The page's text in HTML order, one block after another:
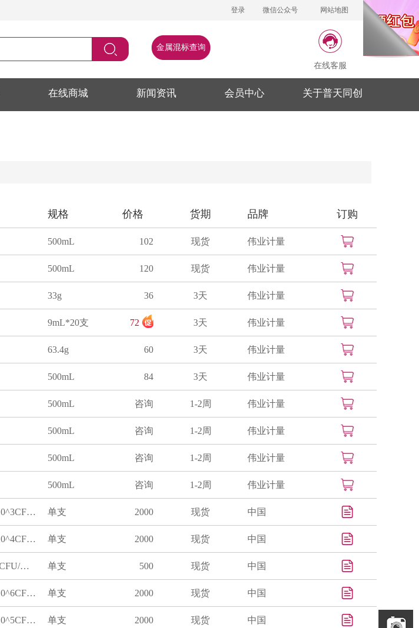
登录 微信公众号 网站地图
金属混标查询
在线客服
在线商城 新闻资讯 会员中心 关于普天同创
规格 价格 货期 品牌 订购
500mL 102 现货 伟业计量
500mL 120 现货 伟业计量
33g 36 3天 伟业计量
9mL*20支 72 3天 伟业计量
63.4g 60 3天 伟业计量
500mL 84 3天 伟业计量
500mL 咨询 1-2周 伟业计量
500mL 咨询 1-2周 伟业计量
500mL 咨询 1-2周 伟业计量
500mL 咨询 1-2周 伟业计量
西林瓶；(2.6±0.3)×10^3CFU/瓶；单支 单支 2000 现货 中国
西林瓶；(3.7±0.1)×10^4CFU/瓶；单支 单支 2000 现货 中国
西林瓶；10^2~10^4CFU/mL；单支 单支 500 现货 中国
西林瓶；(2.5±0.5)×10^6CFU/mL；单支 单支 2000 现货 中国
西林瓶；(3.7±1.0)×10^5CFU/mL；单支 单支 2000 现货 中国